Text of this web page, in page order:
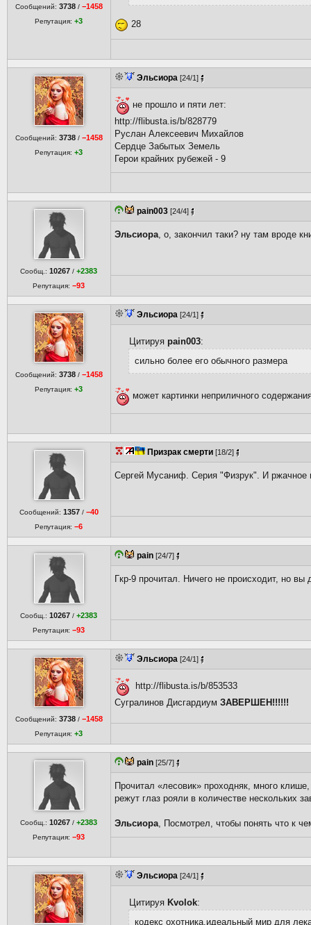
Сообщений: 3738 / −1458
Репутация:+3 28
Сообщений: 3738 / −1458
Репутация:+3
Эльсиора [24/1]
не прошло и пяти лет:
http://flibusta.is/b/828779
Руслан Алексеевич Михайлов
Сердце Забытых Земель
Герои крайних рубежей - 9
Сообщ.:10267 /+2383
Репутация:−93
pain003 [24/4]
Эльсиора, о, закончил таки? ну там вроде
Сообщений: 3738 / −1458
Репутация:+3
Эльсиора [24/1]
Цитируя pain003:
сильно более его обычного размера
может картинки неприличного
Сообщений: 1357 / −40
Репутация:−6
Призрак смерти [18/2]
Сергей Мусаниф. Серия "Физрук". И ржачное
Сообщ.:10267 /+2383
Репутация:−93
pain [24/7]
Гкр-9 прочитал. Ничего не происходит, но
Сообщений: 3738 / −1458
Репутация:+3
Эльсиора [24/1]
http://flibusta.is/b/853533
Сугралинов Дисгардиум ЗАВЕРШЕН!!!!!!
Сообщ.:10267 /+2383
Репутация:−93
pain [25/7]
Прочитал «лесовик» проходняк, много
режут глаз рояли в количестве нескольких
Эльсиора, Посмотрел, чтобы понять что к
Эльсиора [24/1]
Цитируя Kvolok:
кодекс охотника,идеальный мир для